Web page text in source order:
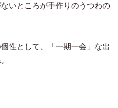
いところが手作りのうつわの
性として、「一期一会」な出